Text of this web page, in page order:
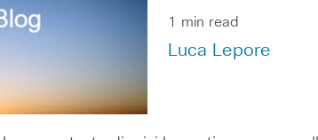
1 min read
Luca Lepore